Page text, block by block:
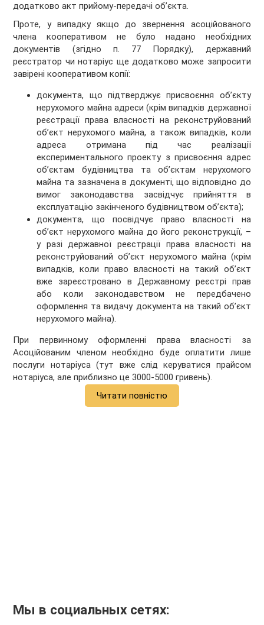
додатково акт прийому-передачі об’єкта.
Проте, у випадку якщо до звернення асоційованого
члена кооперативом не було надано необхідних
документів (згідно п. 77 Порядку), державний
реєстратор чи нотаріус ще додатково може запросити
завірені кооперативом копії:
документа, що підтверджує присвоєння об’єкту
нерухомого майна адреси (крім випадків державної
реєстрації права власності на реконструйований
об’єкт нерухомого майна, а також випадків, коли
адреса отримана під час реалізації
експериментального проекту з присвоєння адрес
об’єктам будівництва та об’єктам нерухомого
майна та зазначена в документі, що відповідно до
вимог законодавства засвідчує прийняття в
експлуатацію закінченого будівництвом об’єкта);
документа, що посвідчує право власності на
об’єкт нерухомого майна до його реконструкції, –
у разі державної реєстрації права власності на
реконструйований об’єкт нерухомого майна (крім
випадків, коли право власності на такий об’єкт
вже зареєстровано в Державному реєстрі прав
або коли законодавством не передбачено
оформлення та видачу документа на такий об’єкт
нерухомого майна).
При первинному оформленні права власності за
Асоційованим членом необхідно буде оплатити лише
послуги нотаріуса (тут вже слід керуватися прайсом
нотаріуса, але приблизно це 3000-5000 гривень).
Читати повністю
Мы в социальных сетях: